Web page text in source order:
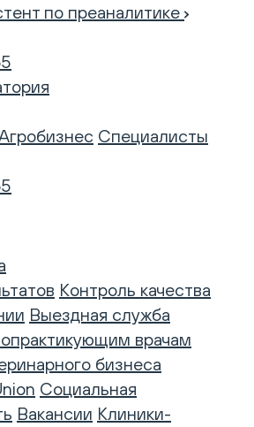
по преаналитике
Специалисты
Контроль качества
Выездная служба
врачам
бизнеса
Социальная
Вакансии Клиники-